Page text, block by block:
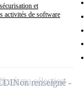
et
activités de software
Non renseigné
à ma sélection